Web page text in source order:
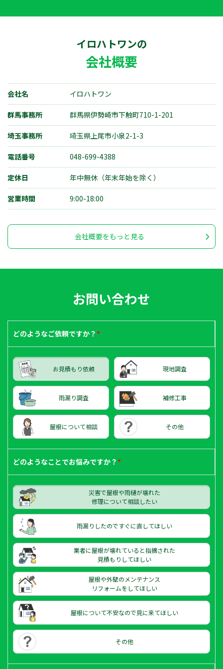
メールで
相談する
相談する
相談する
イロハトワンの
会社概要
会社名 イロハトワン
群馬事務所 群馬県伊勢崎市下触町710-1-201
埼玉事務所 埼玉県上尾市小泉2-1-3
電話番号 048-699-4388
定休日 年中無休（年末年始を除く）
営業時間 9:00-18:00
会社概要をもっと見る
お問い合わせ
どのようなご依頼ですか？*
お見積もり依頼 現地調査
雨漏り調査 補修工事
屋根について相談 その他
どのようなことでお悩みですか？*
災害で屋根や雨樋が壊れた
修理について相談したい
雨漏りしたのですぐに直してほしい
業者に屋根が壊れていると指摘された
見積もりしてほしい
屋根や外壁のメンテナンス
リフォームをしてほしい
屋根について不安なので見に来てほしい
その他